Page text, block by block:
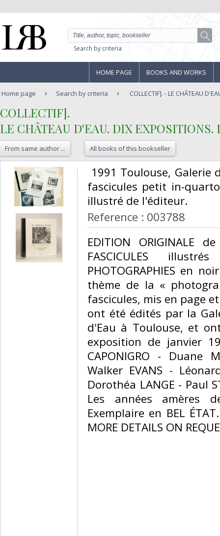
Search by criteria
HOME PAGE BOOKS AND WORKS
Home page Search by criteria COLLECTIF]. - LE CHÂTEAU
‎COLLECTIF].‎
‎LE CHÂTEAU D'EAU. DIX
From same author ... All books of this bookseller
1991 Toulouse, Galerie
fascicules petit in-
illustré de l'éditeur. ‎
Reference : 003788
‎EDITION ORIGINALE
FASCICULES
PHOTOGRAPHIES en
thème de la «
fascicules, mis en page
ont été édités par la
d'Eau à Toulouse, et
exposition de janvier
CAPONIGRO - Duane
Walker EVANS -
Dorothéa LANGE - Paul
Les années amères
Exemplaire en BEL
MORE DETAILS ON